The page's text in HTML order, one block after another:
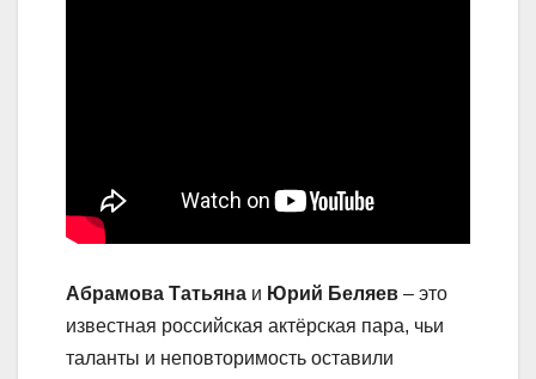
Абрамова Татьяна и Юрий Беляев – это
известная российская актёрская пара, чьи
таланты и неповторимость оставили